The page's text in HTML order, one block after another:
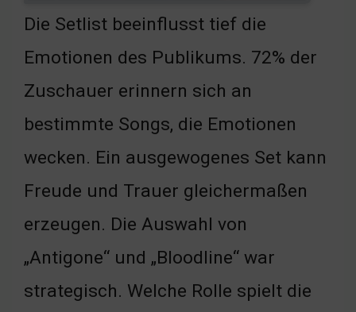
Die Setlist beeinflusst tief die
Emotionen des Publikums. 72% der
Zuschauer erinnern sich an
bestimmte Songs, die Emotionen
wecken. Ein ausgewogenes Set kann
Freude und Trauer gleichermaßen
erzeugen. Die Auswahl von
„Antigone“ und „Bloodline“ war
strategisch. Welche Rolle spielt die